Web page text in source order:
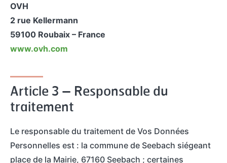
OVH
2 rue Kellermann
59100 Roubaix – France
www.ovh.com
Article 3 – Responsable du
traitement
Le responsable du traitement de Vos Données
Personnelles est : la commune de Seebach siégeant
place de la Mairie, 67160 Seebach ; certaines